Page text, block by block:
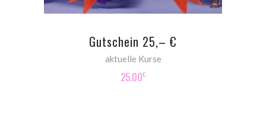
Gutschein 25,– €
aktuelle Kurse
25.00€